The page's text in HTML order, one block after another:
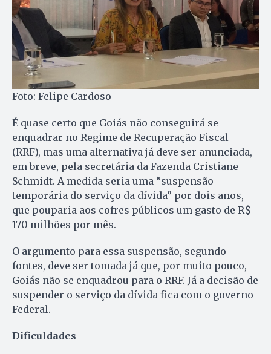
Foto: Felipe Cardoso
É quase certo que Goiás não conseguirá se
enquadrar no Regime de Recuperação Fiscal
(RRF), mas uma alternativa já deve ser anunciada,
em breve, pela secretária da Fazenda Cristiane
Schmidt. A medida seria uma “suspensão
temporária do serviço da dívida” por dois anos,
que pouparia aos cofres públicos um gasto de R$
170 milhões por mês.
O argumento para essa suspensão, segundo
fontes, deve ser tomada já que, por muito pouco,
Goiás não se enquadrou para o RRF. Já a decisão de
suspender o serviço da dívida fica com o governo
Federal.
Dificuldades